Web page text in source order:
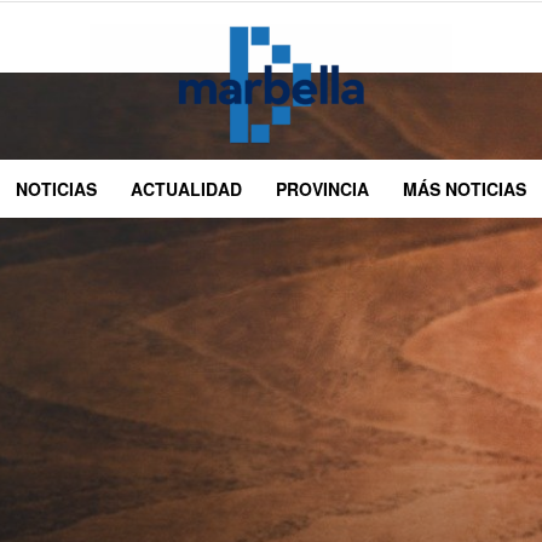
DMarbella
NOTICIAS ACTUALIDAD PROVINCIA MÁS NOTICIAS